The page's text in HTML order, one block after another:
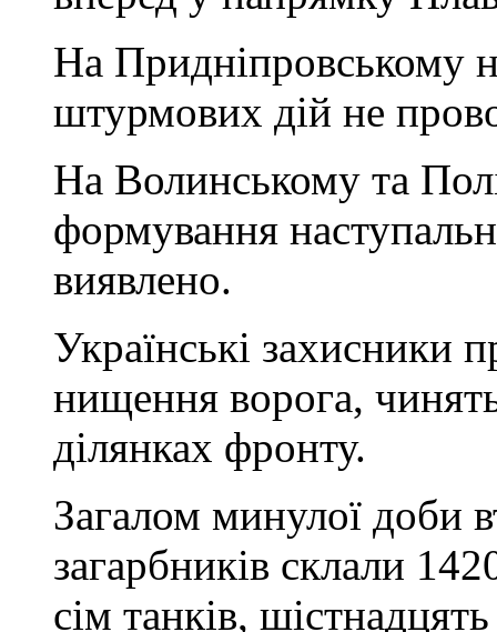
На Придніпровському
штурмових дій не
На Волинському та
формування
виявлено.
Українські захисники
нищення ворога,
ділянках фронту.
Загалом минулої доби
загарбників склали
сім танків,